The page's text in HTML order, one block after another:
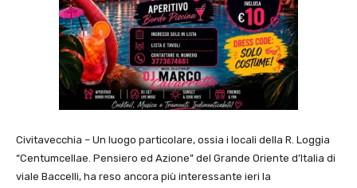
Civitavecchia – Un luogo particolare, ossia i locali della R. Loggia
“Centumcellae. Pensiero ed Azione” del Grande Oriente d’Italia di
viale Baccelli, ha reso ancora più interessante ieri la